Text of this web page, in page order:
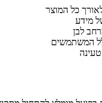
כל המוצר
מידע
לבן
המשתמשים